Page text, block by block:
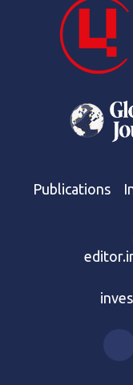
Publications